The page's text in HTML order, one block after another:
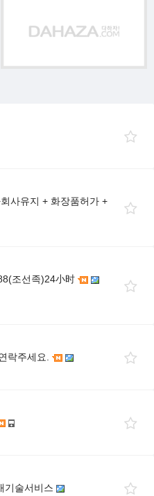
사유지 + 화장품허가 +
조선족)24小时
락주세요.
기술서비스